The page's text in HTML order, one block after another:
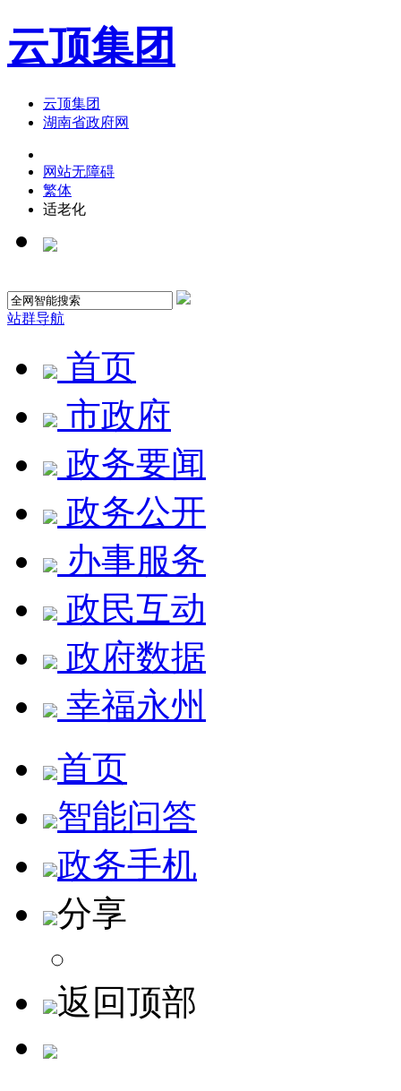
云顶集团
云顶集团
湖南省政府网
网站无障碍
繁体
适老化
站群导航
首页
市政府
政务要闻
政务公开
办事服务
政民互动
政府数据
幸福永州
首页
智能问答
政务手机
分享
返回顶部